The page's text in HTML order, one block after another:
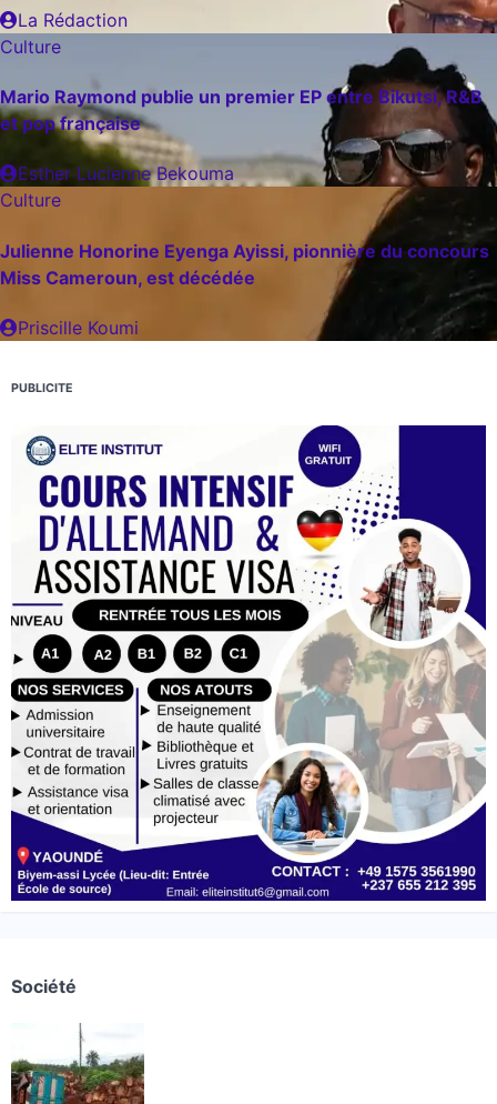
La Rédaction
Culture
Mario Raymond publie un premier EP entre Bikutsi, R&B
et pop française
Esther Lucienne Bekouma
Culture
Julienne Honorine Eyenga Ayissi, pionnière du concours
Miss Cameroun, est décédée
Priscille Koumi
PUBLICITE
Société